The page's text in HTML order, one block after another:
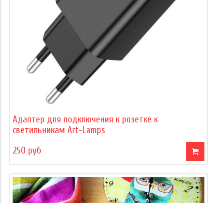
Адаптер для подключения к розетке к
светильникам Art-Lamps
250 руб